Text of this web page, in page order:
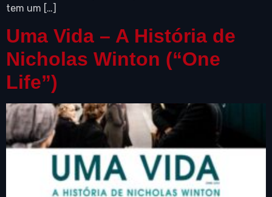
tem um […]
Uma Vida – A História de
Nicholas Winton (“One
Life”)